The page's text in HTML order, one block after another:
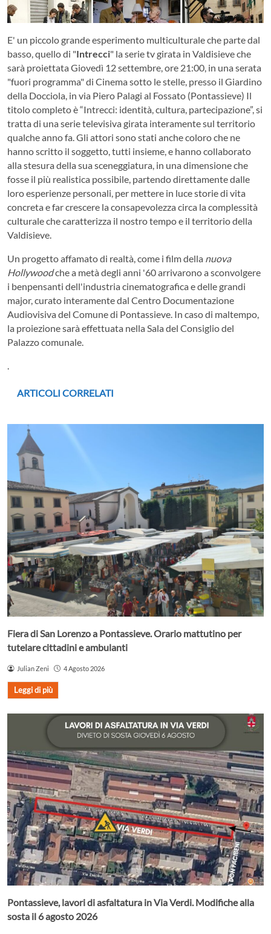
E' un piccolo grande esperimento multiculturale che parte dal
basso, quello di "Intrecci" la serie tv girata in Valdisieve che
sarà proiettata Giovedì 12 settembre, ore 21:00, in una serata
"fuori programma" di Cinema sotto le stelle, presso il Giardino
della Docciola, in via Piero Palagi al Fossato (Pontassieve) Il
titolo completo è “Intrecci: identità, cultura, partecipazione”, si
tratta di una serie televisiva girata interamente sul territorio
qualche anno fa. Gli attori sono stati anche coloro che ne
hanno scritto il soggetto, tutti insieme, e hanno collaborato
alla stesura della sua sceneggiatura, in una dimensione che
fosse il più realistica possibile, partendo direttamente dalle
loro esperienze personali, per mettere in luce storie di vita
concreta e far crescere la consapevolezza circa la complessità
culturale che caratterizza il nostro tempo e il territorio della
Valdisieve.
Un progetto affamato di realtà, come i film della nuova
Hollywoodche a metà degli anni '60 arrivarono a sconvolgere
i benpensanti dell'industria cinematografica e delle grandi
major, curato interamente dal Centro Documentazione
Audiovisiva del Comune di Pontassieve. In caso di maltempo,
la proiezione sarà effettuata nella Sala del Consiglio del
Palazzo comunale.
.
ARTICOLI CORRELATI
Fiera di San Lorenzo a Pontassieve. Orario mattutino per
tutelare cittadini e ambulanti
Julian Zeni 4 Agosto 2026
Leggi di più
Pontassieve, lavori di asfaltatura in Via Verdi. Modifiche alla
sosta il 6 agosto 2026